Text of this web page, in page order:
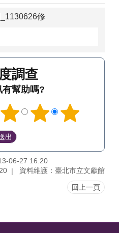
修
調查
有幫助嗎?
06-27 16:20
資料維護：臺北市立文獻館
回上一頁